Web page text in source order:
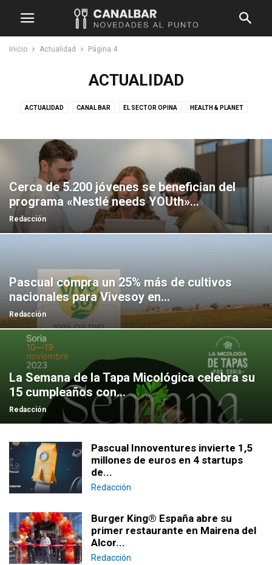
Inicio Actualidad Página 4
ACTUALIDAD
ACTUALIDAD CANAL BAR EL SECTOR OPINA HEALTH & PLANET
TENDENCIAS
Cerca de 5.200 jóvenes se benefician del
programa «Nestlé needs YOUth»...
Redacción
Pascual compra un 25% más de cultivos
nacionales para Vivesoy en...
Redacción
La Semana de la Tapa Micológica celebra su
15 cumpleaños con...
Redacción
Pascual Innoventures invierte 1,5
millones de euros en 4 startups
de...
Redacción
Burger King® España abre su
primer restaurante en Mairena del
Alcor...
Redacción